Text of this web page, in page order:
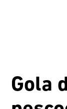
Gola